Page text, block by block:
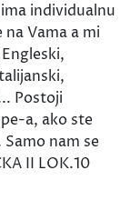
individualnu
Vama a mi
Postoji
a, ako ste
nam se
II LOK.10